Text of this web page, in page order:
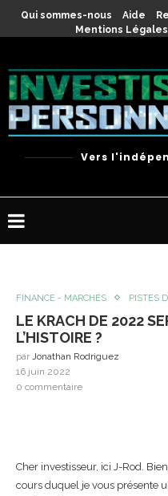
Qui sommes-nous Aide
Mentions Légales
Vers
FINANCE - MARCHÉS PISTES
LE KRACH DE 2022
L’HISTOIRE ?
par Jonathan Rodriguez
16 juin 2022
0 commentaire
Cher investisseur, ici J-Rod.
cours duquel je vous présente